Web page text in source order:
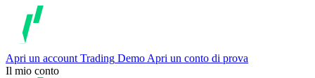
Apri un account Trading Demo Apri un conto di prova
Il mio conto